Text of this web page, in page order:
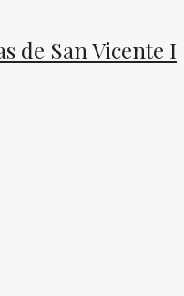
de San Vicente I